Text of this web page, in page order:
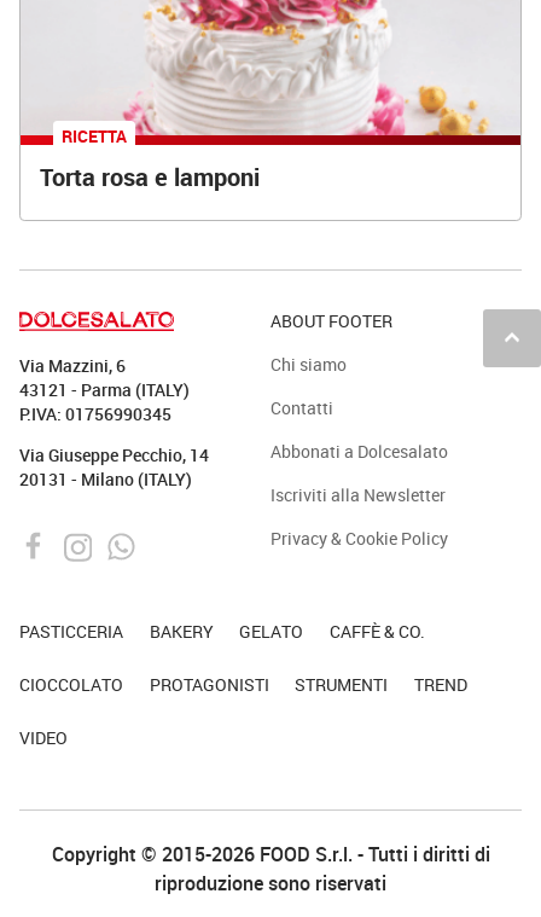
RICETTA
Torta rosa e lamponi
keyboard_arrow_up
Via Mazzini, 6
43121 - Parma (ITALY)
P.IVA: 01756990345
Via Giuseppe Pecchio, 14
20131 - Milano (ITALY)
ABOUT FOOTER
Chi siamo
Contatti
Abbonati a Dolcesalato
Iscriviti alla Newsletter
Privacy & Cookie Policy
PASTICCERIA BAKERY GELATO CAFFÈ & CO.
CIOCCOLATO PROTAGONISTI STRUMENTI TREND
VIDEO
Copyright © 2015-2026 FOOD S.r.l. - Tutti i diritti di
riproduzione sono riservati